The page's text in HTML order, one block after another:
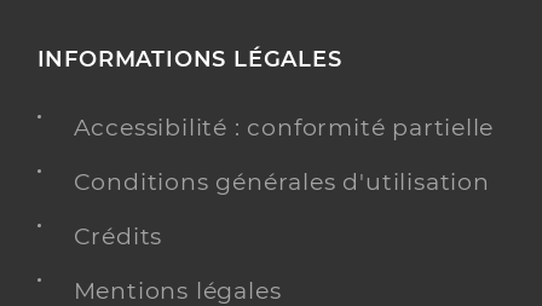
INFORMATIONS LÉGALES
Accessibilité : conformité partielle
Conditions générales d'utilisation
Crédits
Mentions légales